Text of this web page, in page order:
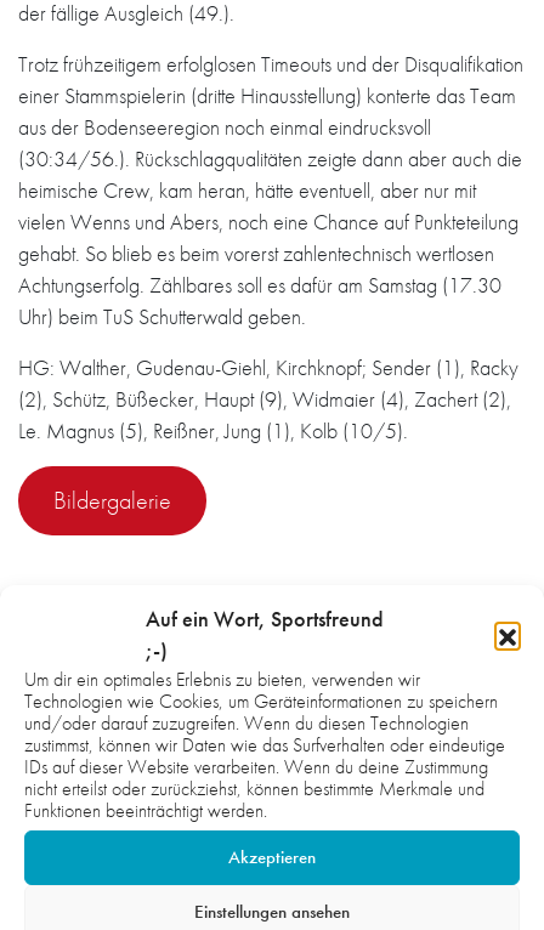
Auf ein Wort, Sportsfreund
;-)
Um dir ein optimales Erlebnis zu bieten, verwenden wir
Technologien wie Cookies, um Geräteinformationen zu speichern
und/oder darauf zuzugreifen. Wenn du diesen Technologien
zustimmst, können wir Daten wie das Surfverhalten oder eindeutige
IDs auf dieser Website verarbeiten. Wenn du deine Zustimmung
nicht erteilst oder zurückziehst, können bestimmte Merkmale und
Funktionen beeinträchtigt werden.
Akzeptieren
Einstellungen ansehen
der fällige Ausgleich (49.).
Trotz frühzeitigem erfolglosen Timeouts und der Disqualifikation
einer Stammspielerin (dritte Hinausstellung) konterte das Team
aus der Bodenseeregion noch einmal eindrucksvoll
(30:34/56.). Rückschlagqualitäten zeigte dann aber auch die
heimische Crew, kam heran, hätte eventuell, aber nur mit
vielen Wenns und Abers, noch eine Chance auf Punkteteilung
gehabt. So blieb es beim vorerst zahlentechnisch wertlosen
Achtungserfolg. Zählbares soll es dafür am Samstag (17.30
Uhr) beim TuS Schutterwald geben.
HG: Walther, Gudenau-Giehl, Kirchknopf; Sender (1), Racky
(2), Schütz, Büßecker, Haupt (9), Widmaier (4), Zachert (2),
Le. Magnus (5), Reißner, Jung (1), Kolb (10/5).
Bildergalerie
WAS DICH NOCH INTERESSIEREN
KÖNNTE: